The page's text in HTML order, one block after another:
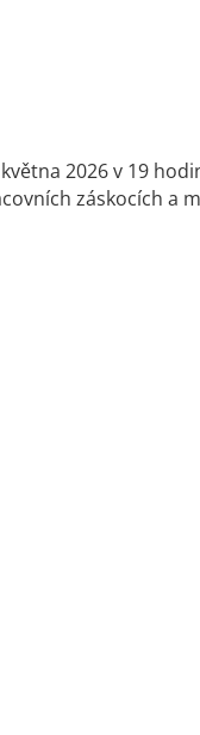
2026 v 19
záskocích a